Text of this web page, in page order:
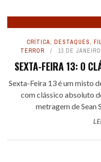
CRÍTICA, DESTAQUES,
TERROR
13 DE
SEXTA-FEIRA 13: O
Sexta-Feira 13 é um misto
com clássico absoluto
metragem de Sean